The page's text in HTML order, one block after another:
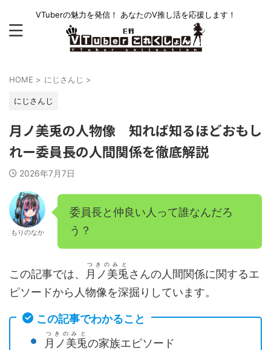
VTuberの魅力を発信！ あなたのV推し活を応援します！
HOME > にじさんじ >
にじさんじ
月ノ美兎の人物像 知れば知るほどおもし
れー委員長の人間関係を徹底解説
2026年7月7日
もりのなか
委員長と仲良い人って誰なんだろ
う？
この記事では、 月ノ美兎
つきのみと
さんの人間関係に関するエ
ピソードから人物像を深掘りしています。
この記事でわかること
月ノ美兎
つきのみと
の家族エピソード